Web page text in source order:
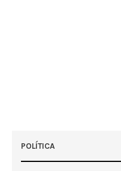
POLÍTICA